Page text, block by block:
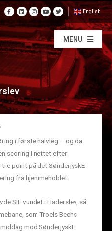
English
MENU
i første halvleg – og da
scoring i nettet efter
tre point på det SønderjyskE
fra hjemmeholdet.
SIF vundet i Haderslev, så
som Troels Bechs
mod SønderjyskE.